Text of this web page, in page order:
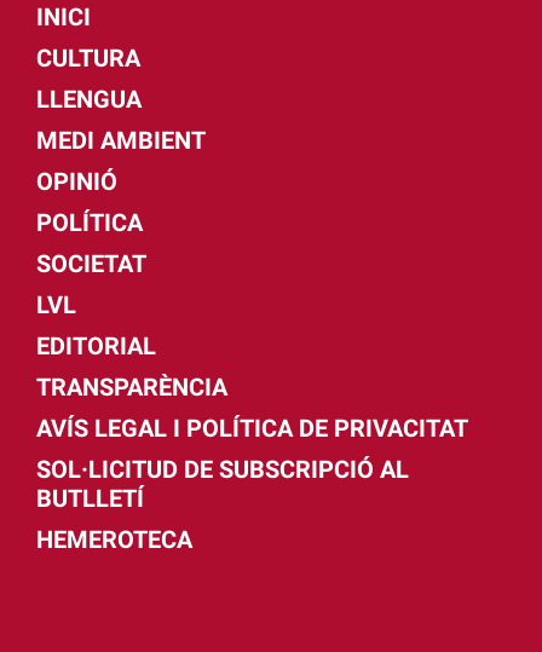
INICI
CULTURA
LLENGUA
MEDI AMBIENT
OPINIÓ
POLÍTICA
SOCIETAT
LVL
EDITORIAL
TRANSPARÈNCIA
AVÍS LEGAL I POLÍTICA DE PRIVACITAT
SOL·LICITUD DE SUBSCRIPCIÓ AL
BUTLLETÍ
HEMEROTECA